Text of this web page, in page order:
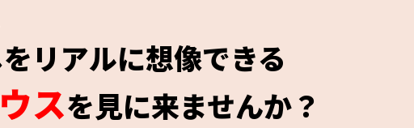
リアルに想像できる
スを見に来ませんか？